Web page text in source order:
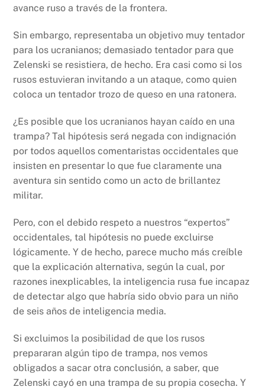
avance ruso a través de la frontera.
Sin embargo, representaba un objetivo muy tentador
para los ucranianos; demasiado tentador para que
Zelenski se resistiera, de hecho. Era casi como si los
rusos estuvieran invitando a un ataque, como quien
coloca un tentador trozo de queso en una ratonera.
¿Es posible que los ucranianos hayan caído en una
trampa? Tal hipótesis será negada con indignación
por todos aquellos comentaristas occidentales que
insisten en presentar lo que fue claramente una
aventura sin sentido como un acto de brillantez
militar.
Pero, con el debido respeto a nuestros “expertos”
occidentales, tal hipótesis no puede excluirse
lógicamente. Y de hecho, parece mucho más creíble
que la explicación alternativa, según la cual, por
razones inexplicables, la inteligencia rusa fue incapaz
de detectar algo que habría sido obvio para un niño
de seis años de inteligencia media.
Si excluimos la posibilidad de que los rusos
prepararan algún tipo de trampa, nos vemos
obligados a sacar otra conclusión, a saber, que
Zelenski cayó en una trampa de su propia cosecha. Y